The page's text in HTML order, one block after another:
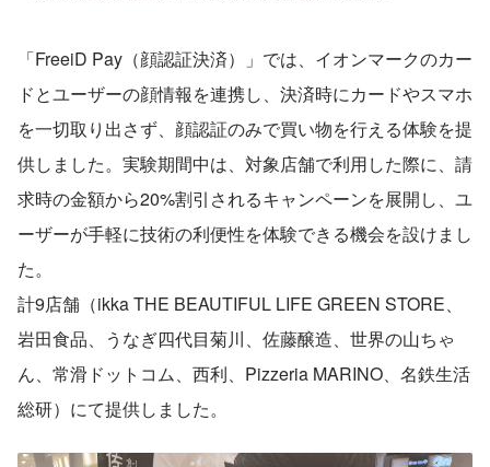
「FreeiD Pay（顔認証決済）」では、イオンマークのカー
ドとユーザーの顔情報を連携し、決済時にカードやスマホ
を一切取り出さず、顔認証のみで買い物を行える体験を提
供しました。実験期間中は、対象店舗で利用した際に、請
求時の金額から20%割引されるキャンペーンを展開し、ユ
ーザーが手軽に技術の利便性を体験できる機会を設けまし
た。
計9店舗（ikka THE BEAUTIFUL LIFE GREEN STORE、
岩田食品、うなぎ四代目菊川、佐藤醸造、世界の山ちゃ
ん、常滑ドットコム、西利、Pizzeria MARINO、名鉄生活
総研）にて提供しました。